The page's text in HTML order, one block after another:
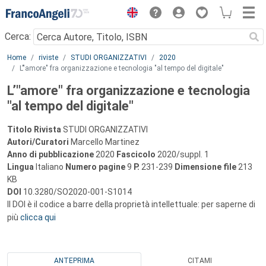
Menu
Cerca:
Main content
Home riviste STUDI ORGANIZZATIVI
2020
L’"amore" fra organizzazione e tecnologia "al tempo del digitale"
L’"amore" fra organizzazione e tecnologia
"al tempo del digitale"
Titolo Rivista STUDI ORGANIZZATIVI
Autori/Curatori Marcello Martinez
Anno di pubblicazione 2020 Fascicolo 2020/suppl. 1
Lingua Italiano Numero pagine9 P. 231-239 Dimensione file 213
KB
DOI 10.3280/SO2020-001-S1014
Il DOI è il codice a barre della proprietà intellettuale: per saperne di
più clicca qui
ANTEPRIMA CITAMI